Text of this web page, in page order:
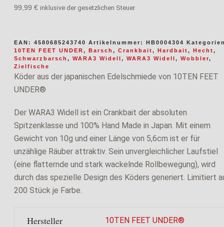
99,99 € inklusive der gesetzlichen Steuer
EAN: 4580685243740 Artikelnummer: HB0004304
10TEN FEET UNDER, Barsch , Crankbait, Hardbait, Hecht,
Schwarzbarsch , WARA3 Widell, WARA3 Widell, Wobbler,
Zielfische
Köder aus der japanischen Edelschmiede von 10TEN FEET
UNDER®
Der WARA3 Widell ist ein Crankbait der absoluten
Spitzenklasse und 100% Hand Made in Japan. Mit einem
Gewicht von 10g und einer Länge von 5,6cm ist er für
unzählige Räuber attraktiv. Sein unvergleichlicher Laufstiel
(eine flatternde und stark wackelnde Rollbewegung), wird
durch das spezielle Design des Köders generiert. Limitiert
200 Stück je Farbe.
Hersteller 10TEN FEET UNDER®